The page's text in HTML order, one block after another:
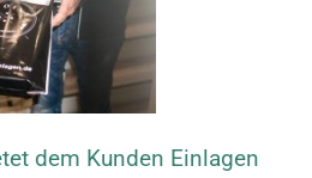
dem Kunden Einlagen